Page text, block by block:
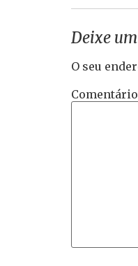
Deixe
O seu
Comentário